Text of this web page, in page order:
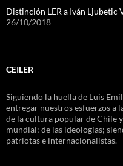
Distinción LER a Iván Ljubetic
26/10/2018
CEILER
Siguiendo la huella de Luis
entregar nuestros esfuerzos a
de la cultura popular de Chile
mundial; de las ideologías;
patriotas e internacionalistas.